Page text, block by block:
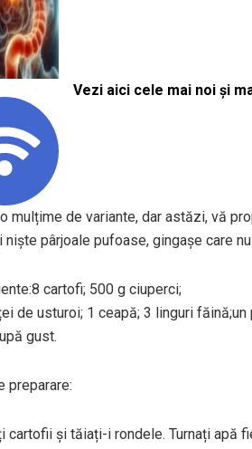
Vezi aici cele mai noi și
mulțime de variante, dar astăzi, vă
niște pârjoale pufoase, gingașe care
cartofi; 500 g ciuperci;
de usturoi; 1 ceapă; 3 linguri
gust.
preparare:
cartofii și tăiați-i rondele. Turnați apă